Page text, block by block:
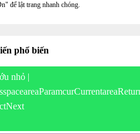
để lật trang nhanh chóng.
phổ biến
nhỏ |